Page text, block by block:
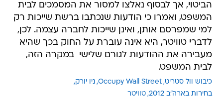
הביטוי, אך לבסוף נאלצו למסור את המסמכים לבית
המשפט, ואמרו כי הודעות שנכתבו ברשת שייכות רק
למי שמפרסם אותן, ואינן שייכות לחברה עצמה. לכן,
לדברי טוויטר, היא אינה עוברת על החוק בכך שהיא
מעבירה את ההודעות לגורם שלישי  במקרה הזה,
לבית המשפט.
כיבוש וול סטריט Occupy Wall Street ניו יורק
בחירות בארה"ב 2012
טוויטר